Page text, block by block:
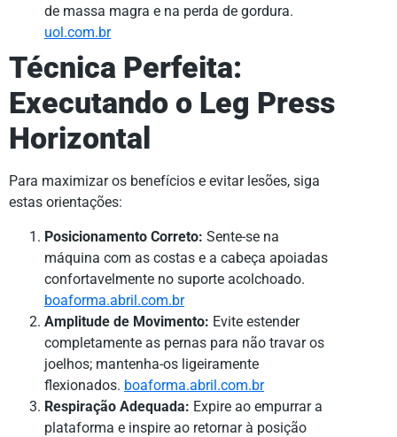
de massa magra e na perda de gordura.
uol.com.br
Técnica Perfeita:
Executando o Leg Press
Horizontal
Para maximizar os benefícios e evitar lesões, siga
estas orientações:
Posicionamento Correto: Sente-se na
máquina com as costas e a cabeça apoiadas
confortavelmente no suporte acolchoado.
boaforma.abril.com.br
Amplitude de Movimento: Evite estender
completamente as pernas para não travar os
joelhos; mantenha-os ligeiramente
flexionados. boaforma.abril.com.br
Respiração Adequada: Expire ao empurrar a
plataforma e inspire ao retornar à posição